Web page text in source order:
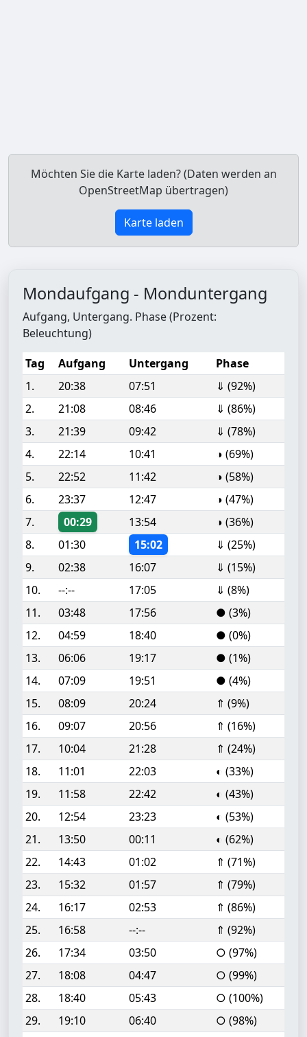
Möchten Sie die Karte laden? (Daten werden an
OpenStreetMap übertragen)
Karte laden
Mondaufgang - Monduntergang
Aufgang, Untergang. Phase (Prozent:
Beleuchtung)
Tag
Aufgang Untergang
Phase
1.
20:38 07:51
⇓ (92%)
2.
21:08 08:46
⇓ (86%)
3.
21:39 09:42
⇓ (78%)
4.
22:14 10:41
◑ (69%)
5.
22:52 11:42
◑ (58%)
6.
23:37 12:47
◑ (47%)
7.
00:29 13:54
◑ (36%)
8.
01:30 15:02
⇓ (25%)
9.
02:38 16:07
⇓ (15%)
10.
--:-- 17:05
⇓ (8%)
11.
03:48 17:56
● (3%)
12.
04:59 18:40
● (0%)
13.
06:06 19:17
● (1%)
14.
07:09 19:51
● (4%)
15.
08:09 20:24
⇑ (9%)
16.
09:07 20:56
⇑ (16%)
17.
10:04 21:28
⇑ (24%)
18.
11:01 22:03
◐ (33%)
19.
11:58 22:42
◐ (43%)
20.
12:54 23:23
◐ (53%)
21.
13:50 00:11
◐ (62%)
22.
14:43 01:02
⇑ (71%)
23.
15:32 01:57
⇑ (79%)
24.
16:17 02:53
⇑ (86%)
25.
16:58 --:--
⇑ (92%)
26.
17:34 03:50
○ (97%)
27.
18:08 04:47
○ (99%)
28.
18:40 05:43
○ (100%)
29.
19:10 06:40
○ (98%)